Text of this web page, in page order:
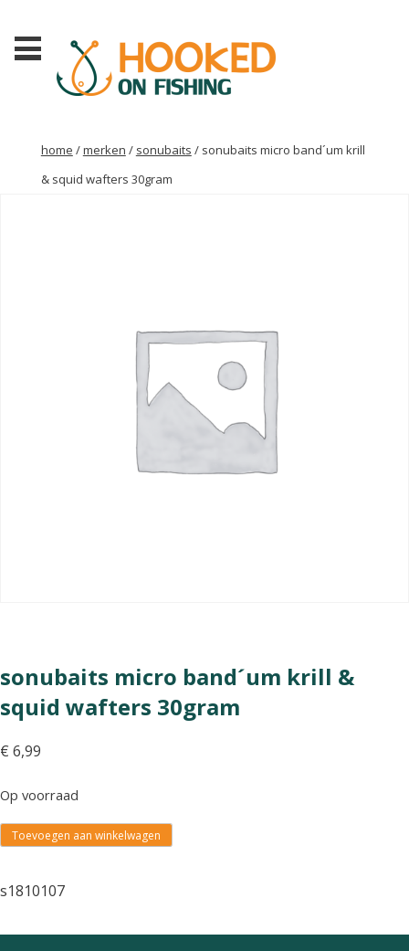
home /merken / sonubaits / sonubaits micro band´um krill
& squid wafters 30gram
sonubaits micro band´um krill &
squid wafters 30gram
€ 6,99
Op voorraad
Toevoegen aan winkelwagen
s1810107